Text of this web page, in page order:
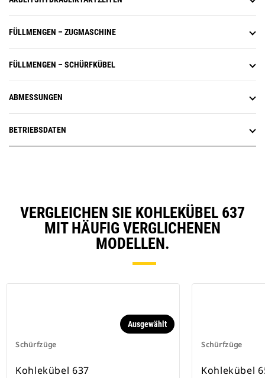
FÜLLMENGEN – ZUGMASCHINE
FÜLLMENGEN – SCHÜRFKÜBEL
ABMESSUNGEN
BETRIEBSDATEN
VERGLEICHEN SIE KOHLEKÜBEL 637
MIT HÄUFIG VERGLICHENEN
MODELLEN.
Schürfzüge
Ausgewählt
Kohlekübel 637
Schürfzüge
Kohlekübel